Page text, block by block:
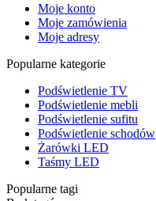
Moje konto
Moje zamówienia
Moje adresy
Popularne kategorie
Podświetlenie TV
Podświetlenie mebli
Podświetlenie sufitu
Podświetlenie schodów
Żarówki LED
Taśmy LED
Popularne tagi